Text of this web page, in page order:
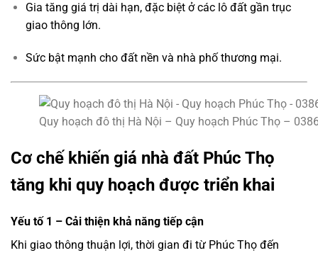
Gia tăng giá trị dài hạn, đặc biệt ở các lô đất gần trục
giao thông lớn.
Sức bật mạnh cho đất nền và nhà phố thương mại.
Quy hoạch đô thị Hà Nội – Quy hoạch Phúc Thọ –
Cơ chế khiến giá nhà đất Phúc Thọ
tăng khi quy hoạch được triển khai
Yếu tố 1 – Cải thiện khả năng tiếp cận
Khi giao thông thuận lợi, thời gian đi từ Phúc Thọ đến